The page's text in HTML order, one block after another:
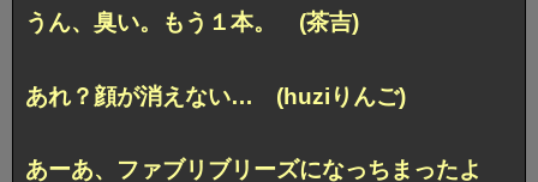
うん、臭い。もう１本。 (茶吉)
あれ？顔が消えない… (huziりんご)
あーあ、ファブリブリーズになっちまったよ